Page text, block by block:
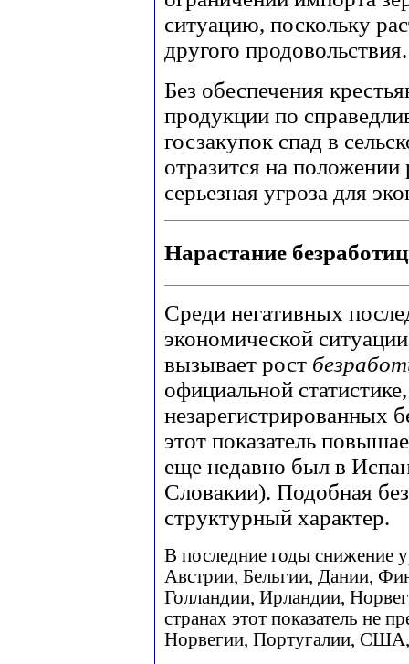
ситуацию, поскольку
другого продовольствия.
Без обеспечения
продукции по
госзакупок спад в
отразится на
серьезная угроза для
Нарастание
Среди негативных
экономической
вызывает рост
официальной
незарегистрированных
этот показатель
еще недавно был в
Словакии). Подобная
структурный характер.
В последние годы снижение
Австрии, Бельгии, Дании,
Голландии, Ирландии,
странах этот показатель не
Норвегии, Португалии,